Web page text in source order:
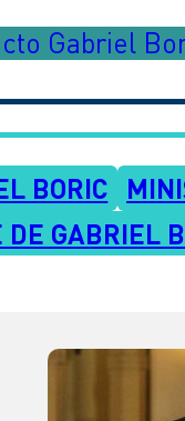
Gabriel
BORIC
GABRIEL